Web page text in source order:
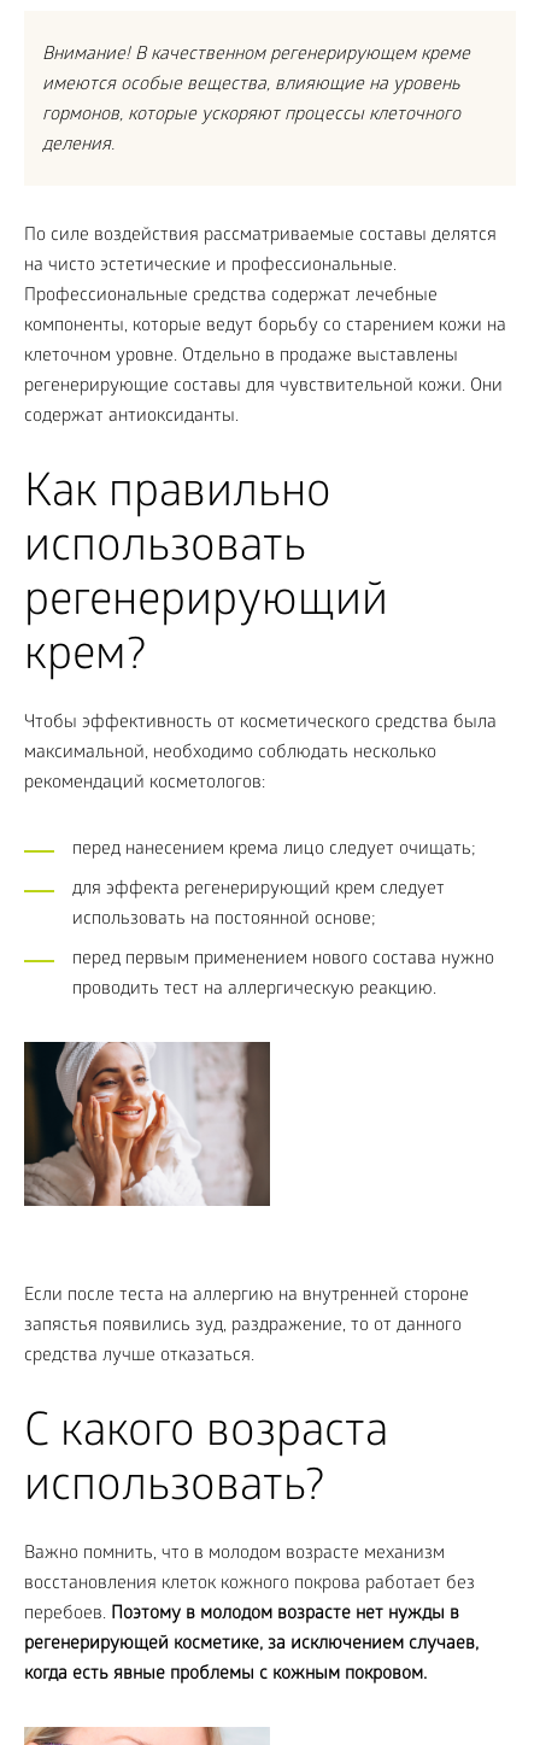
Внимание! В качественном регенерирующем креме
имеются особые вещества, влияющие на уровень
гормонов, которые ускоряют процессы клеточного
деления.
По силе воздействия рассматриваемые составы делятся
на чисто эстетические и профессиональные.
Профессиональные средства содержат лечебные
компоненты, которые ведут борьбу со старением кожи на
клеточном уровне. Отдельно в продаже выставлены
регенерирующие составы для чувствительной кожи. Они
содержат антиоксиданты.
Как правильно
использовать
регенерирующий
крем?
Чтобы эффективность от косметического средства была
максимальной, необходимо соблюдать несколько
рекомендаций косметологов:
перед нанесением крема лицо следует очищать;
для эффекта регенерирующий крем следует
использовать на постоянной основе;
перед первым применением нового состава нужно
проводить тест на аллергическую реакцию.
Если после теста на аллергию на внутренней стороне
запястья появились зуд, раздражение, то от данного
средства лучше отказаться.
С какого возраста
использовать?
Важно помнить, что в молодом возрасте механизм
восстановления клеток кожного покрова работает без
перебоев. Поэтому в молодом возрасте нет нужды в
регенерирующей косметике, за исключением случаев,
когда есть явные проблемы с кожным покровом.